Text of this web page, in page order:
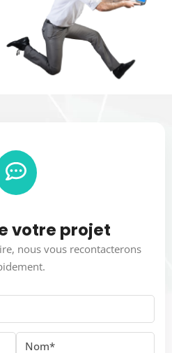
votre projet
nous vous recontacterons